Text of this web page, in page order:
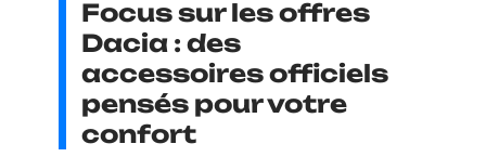
Focus sur les offres
Dacia : des
accessoires officiels
pensés pour votre
confort